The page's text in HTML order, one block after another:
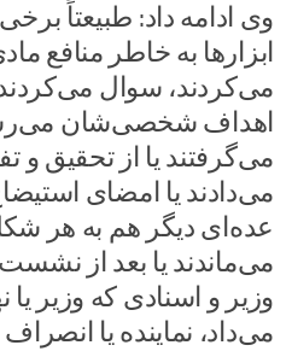
وی ادامه داد: طبیعتاً برخی
ابزارها به خاطر منافع
می‌کردند، سوال می‌کردند
اهداف شخصی‌شان
می‌گرفتند یا از تحقیق
می‌دادند یا امضای
عده‌ای دیگر هم به هر شکل
می‌ماندند یا بعد از
وزیر و اسنادی که وزیر یا
می‌داد، نماینده یا